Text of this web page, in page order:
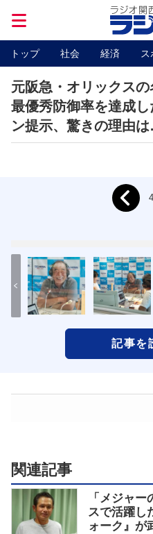
トップ 社会 経済 ス
元阪急・オリックス
最優秀防御率を達成
ン提示、驚きの理由
Prev
記事を
関連記事
「メジャ
スで活躍
ォーク』が